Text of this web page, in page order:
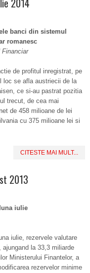
2014
banci din sistemul
romanesc
Financiar
de profitul inregistrat, pe
loc se afla austriecii de la
ce si-au pastrat pozitia
trecut, de cea mai
de 458 milioane de lei
cu 375 milioane lei si
CITESTE MAI MULT...
2013
iulie
iulie, rezervele valutare
la 33,3 miliarde
Ministerului Finantelor, a
rezervelor minime